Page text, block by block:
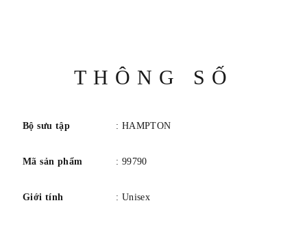
Mạ Rhodium, hình thanh kiếm
THÔNG SỐ
Bộ sưu tập : HAMPTON
Mã sản phẩm : 99790
Giới tính : Unisex